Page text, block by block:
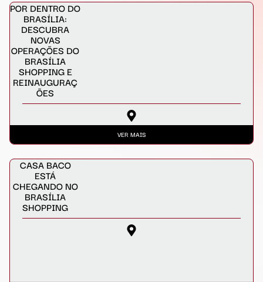
POR DENTRO DO
BRASÍLIA:
DESCUBRA
NOVAS
OPERAÇÕES DO
BRASÍLIA
SHOPPING E
REINAUGURAÇ
ÕES
VER MAIS
CASA BACO
ESTÁ
CHEGANDO NO
BRASÍLIA
SHOPPING